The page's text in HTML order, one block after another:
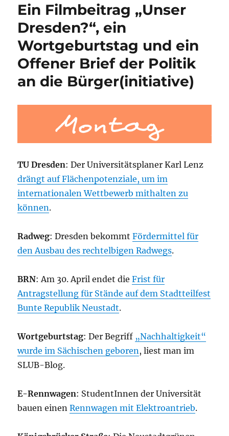
Kaufhausbau,
für
Freiräume
und
die
Ein Filmbeitrag „Unser
Dresden?“, ein
Wortgeburtstag und ein
Offener Brief der Politik
an die Bürger(initiative)
TU Dresden: Der Universitätsplaner Karl Lenz
drängt auf Flächenpotenziale, um im
internationalen Wettbewerb mithalten zu
können.
Radweg: Dresden bekommtFördermittel für
den Ausbau des rechtelbigen Radwegs.
BRN: Am 30. April endet dieFrist für
Antragstellung für Stände auf dem Stadtteilfest
Bunte Republik Neustadt.
Wortgeburtstag: Der Begriff „Nachhaltigkeit“
wurde im Sächischen geboren , liest man im
SLUB-Blog.
E-Rennwagen: StudentInnen der Universität
bauen einenRennwagen mit Elektroantrieb.